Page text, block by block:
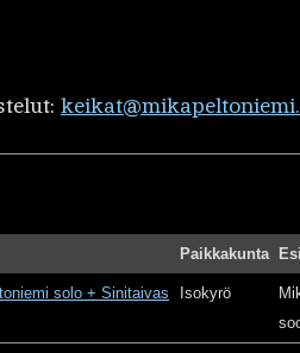
Paikkakunta
solo + Sinitaivas Isokyrö